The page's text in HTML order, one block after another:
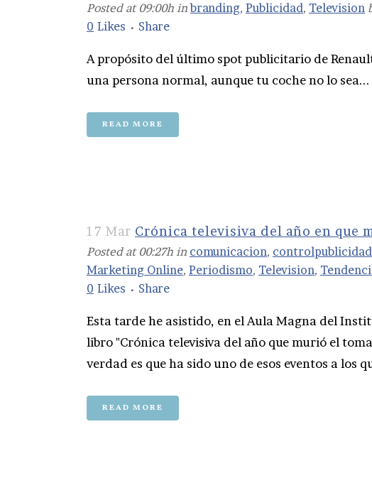
Posted at 09:00h inbranding, Publicidad, Television
0 Likes Share
A propósito del último spot publicitario de
una persona normal, aunque tu coche no lo sea...
READ MORE
17 Mar Crónica televisiva del año en que
Posted at 00:27h in comunicacion, controlpublicidad
Marketing Online, Periodismo, Television,
0 Likes Share
Esta tarde he asistido, en el Aula Magna del
libro "Crónica televisiva del año que murió el
verdad es que ha sido uno de esos eventos a los
READ MORE